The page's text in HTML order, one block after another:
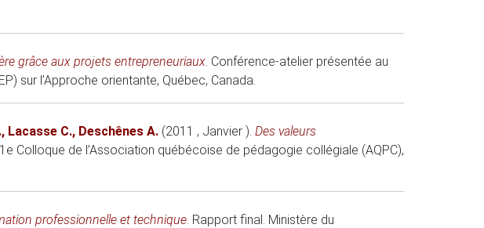
grâce aux projets entrepreneuriaux. Conférence-atelier présentée au
sur l’Approche orientante, Québec, Canada.
, Lacasse C., Deschênes A. (2011 , Janvier ). Des valeurs
Colloque de l’Association québécoise de pédagogie collégiale (AQPC),
professionnelle et technique. Rapport final. Ministère du